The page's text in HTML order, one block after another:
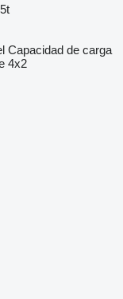
Capacidad de carga
4x2